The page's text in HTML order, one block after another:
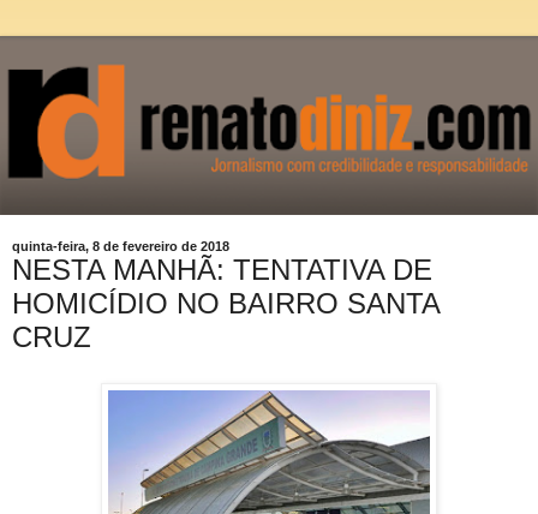
quinta-feira, 8 de fevereiro de 2018
NESTA MANHÃ: TENTATIVA DE
HOMICÍDIO NO BAIRRO SANTA
CRUZ